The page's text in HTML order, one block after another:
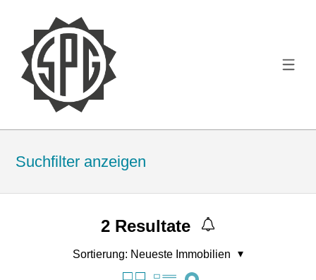
Suchfilter anzeigen
2Resultate
Sortierung: Neueste Immobilien